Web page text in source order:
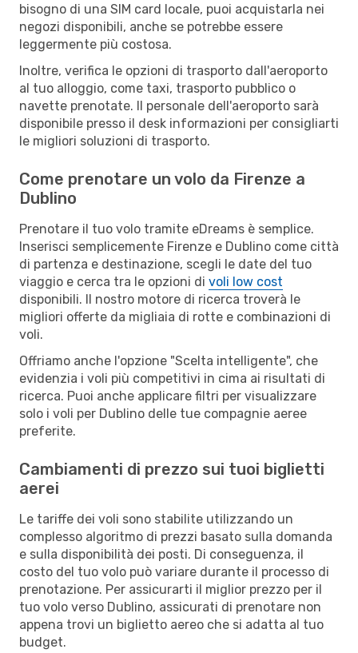
bisogno di una SIM card locale, puoi acquistarla nei
negozi disponibili, anche se potrebbe essere
leggermente più costosa.
Inoltre, verifica le opzioni di trasporto dall'aeroporto
al tuo alloggio, come taxi, trasporto pubblico o
navette prenotate. Il personale dell'aeroporto sarà
disponibile presso il desk informazioni per consigliarti
le migliori soluzioni di trasporto.
Come prenotare un volo da Firenze a
Dublino
Prenotare il tuo volo tramite eDreams è semplice.
Inserisci semplicemente Firenze e Dublino come città
di partenza e destinazione, scegli le date del tuo
viaggio e cerca tra le opzioni di voli low cost
disponibili. Il nostro motore di ricerca troverà le
migliori offerte da migliaia di rotte e combinazioni di
voli.
Offriamo anche l'opzione "Scelta intelligente", che
evidenzia i voli più competitivi in cima ai risultati di
ricerca. Puoi anche applicare filtri per visualizzare
solo i voli per Dublino delle tue compagnie aeree
preferite.
Cambiamenti di prezzo sui tuoi biglietti
aerei
Le tariffe dei voli sono stabilite utilizzando un
complesso algoritmo di prezzi basato sulla domanda
e sulla disponibilità dei posti. Di conseguenza, il
costo del tuo volo può variare durante il processo di
prenotazione. Per assicurarti il miglior prezzo per il
tuo volo verso Dublino, assicurati di prenotare non
appena trovi un biglietto aereo che si adatta al tuo
budget.